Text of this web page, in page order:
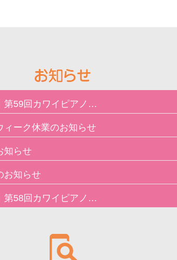
【全国大会】第59回カワイピアノコン...
ィーク休業のお知らせ
知らせ
お知らせ
【全国大会】第58回カワイピアノコン...